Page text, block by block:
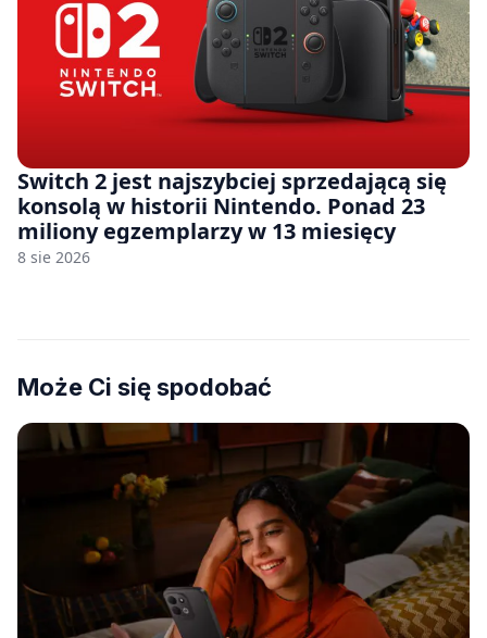
Switch 2 jest najszybciej sprzedającą się
konsolą w historii Nintendo. Ponad 23
miliony egzemplarzy w 13 miesięcy
8 sie 2026
Może Ci się spodobać